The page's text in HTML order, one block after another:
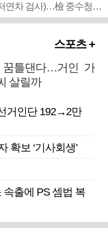
■ 검사 신분 버리고 직급하향(10년 이하 저연차 검사)…檢 중수청행 기피
스포츠 +
꿈틀댄다…거인 가
살릴까
거인단 192→2만
확보 ‘기사회생’
출에 PS 셈법 복